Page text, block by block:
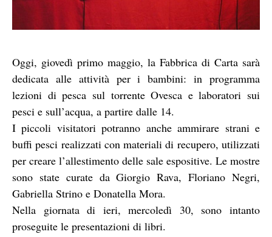
Oggi, giovedì primo maggio, la Fabbrica di Carta sarà
dedicata alle attività per i bambini: in programma
lezioni di pesca sul torrente Ovesca e laboratori sui
pesci e sull’acqua, a partire dalle 14.
I piccoli visitatori potranno anche ammirare strani e
buffi pesci realizzati con materiali di recupero, utilizzati
per creare l’allestimento delle sale espositive. Le mostre
sono state curate da Giorgio Rava, Floriano Negri,
Gabriella Strino e Donatella Mora.
Nella giornata di ieri, mercoledì 30, sono intanto
proseguite le presentazioni di libri.